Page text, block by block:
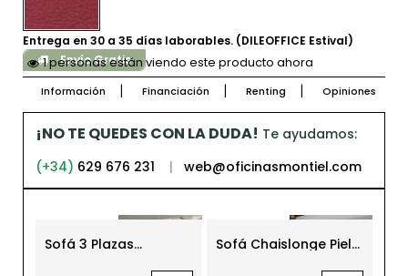
Entrega en 30 a 35 días laborables. (DILEOFFICE Estival)
Envío Gratis
1 personas están viendo este producto ahora
Información Financiación Renting Opiniones
¡NO TE QUEDES CON LA DUDA! Te ayudamos:
(+34) 629 676 231 | web@oficinasmontiel.com
Sofá 3 Plazas Sofá Chaislonge Piel